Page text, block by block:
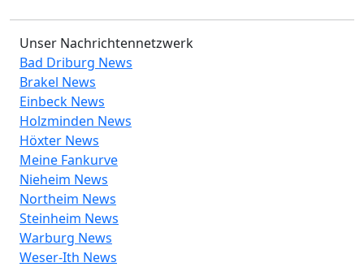
Unser Nachrichtennetzwerk
Bad Driburg News
Brakel News
Einbeck News
Holzminden News
Höxter News
Meine Fankurve
Nieheim News
Northeim News
Steinheim News
Warburg News
Weser-Ith News